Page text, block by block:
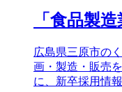
「食品製
広島県三原市の
画・製造・販売
に、新卒採用情